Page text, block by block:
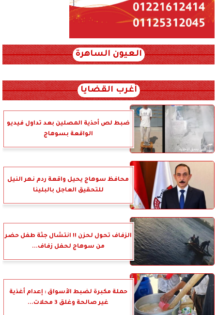
العيون الساهرة
أغرب القضايا
ضبط لص أحذية المصلين بعد تداول فيديو
الواقعة بسوهاج
محافظ سوهاج يحيل واقعة ردم نهر النيل
للتحقيق العاجل بالبلينا
الزفاف تحول لحزن !! انتشال جثة طفل حضر
من سوهاج لحفل زفاف...
حملة مكبرة لضبط الأسواق : إعدام أغذية
غير صالحة وغلق 3 محلات...